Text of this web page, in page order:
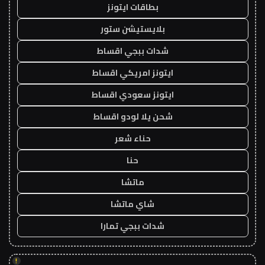
بطاقات ايتونز
بلايستيشن ستور
شدات ببجي اقساط
ايتونز امريكي اقساط
ايتونز سعودي اقساط
شحن يلا لودو اقساط
حناء شعر
حنا
ماتشا
شاي ماتشا
شدات ببجي تمارا
!